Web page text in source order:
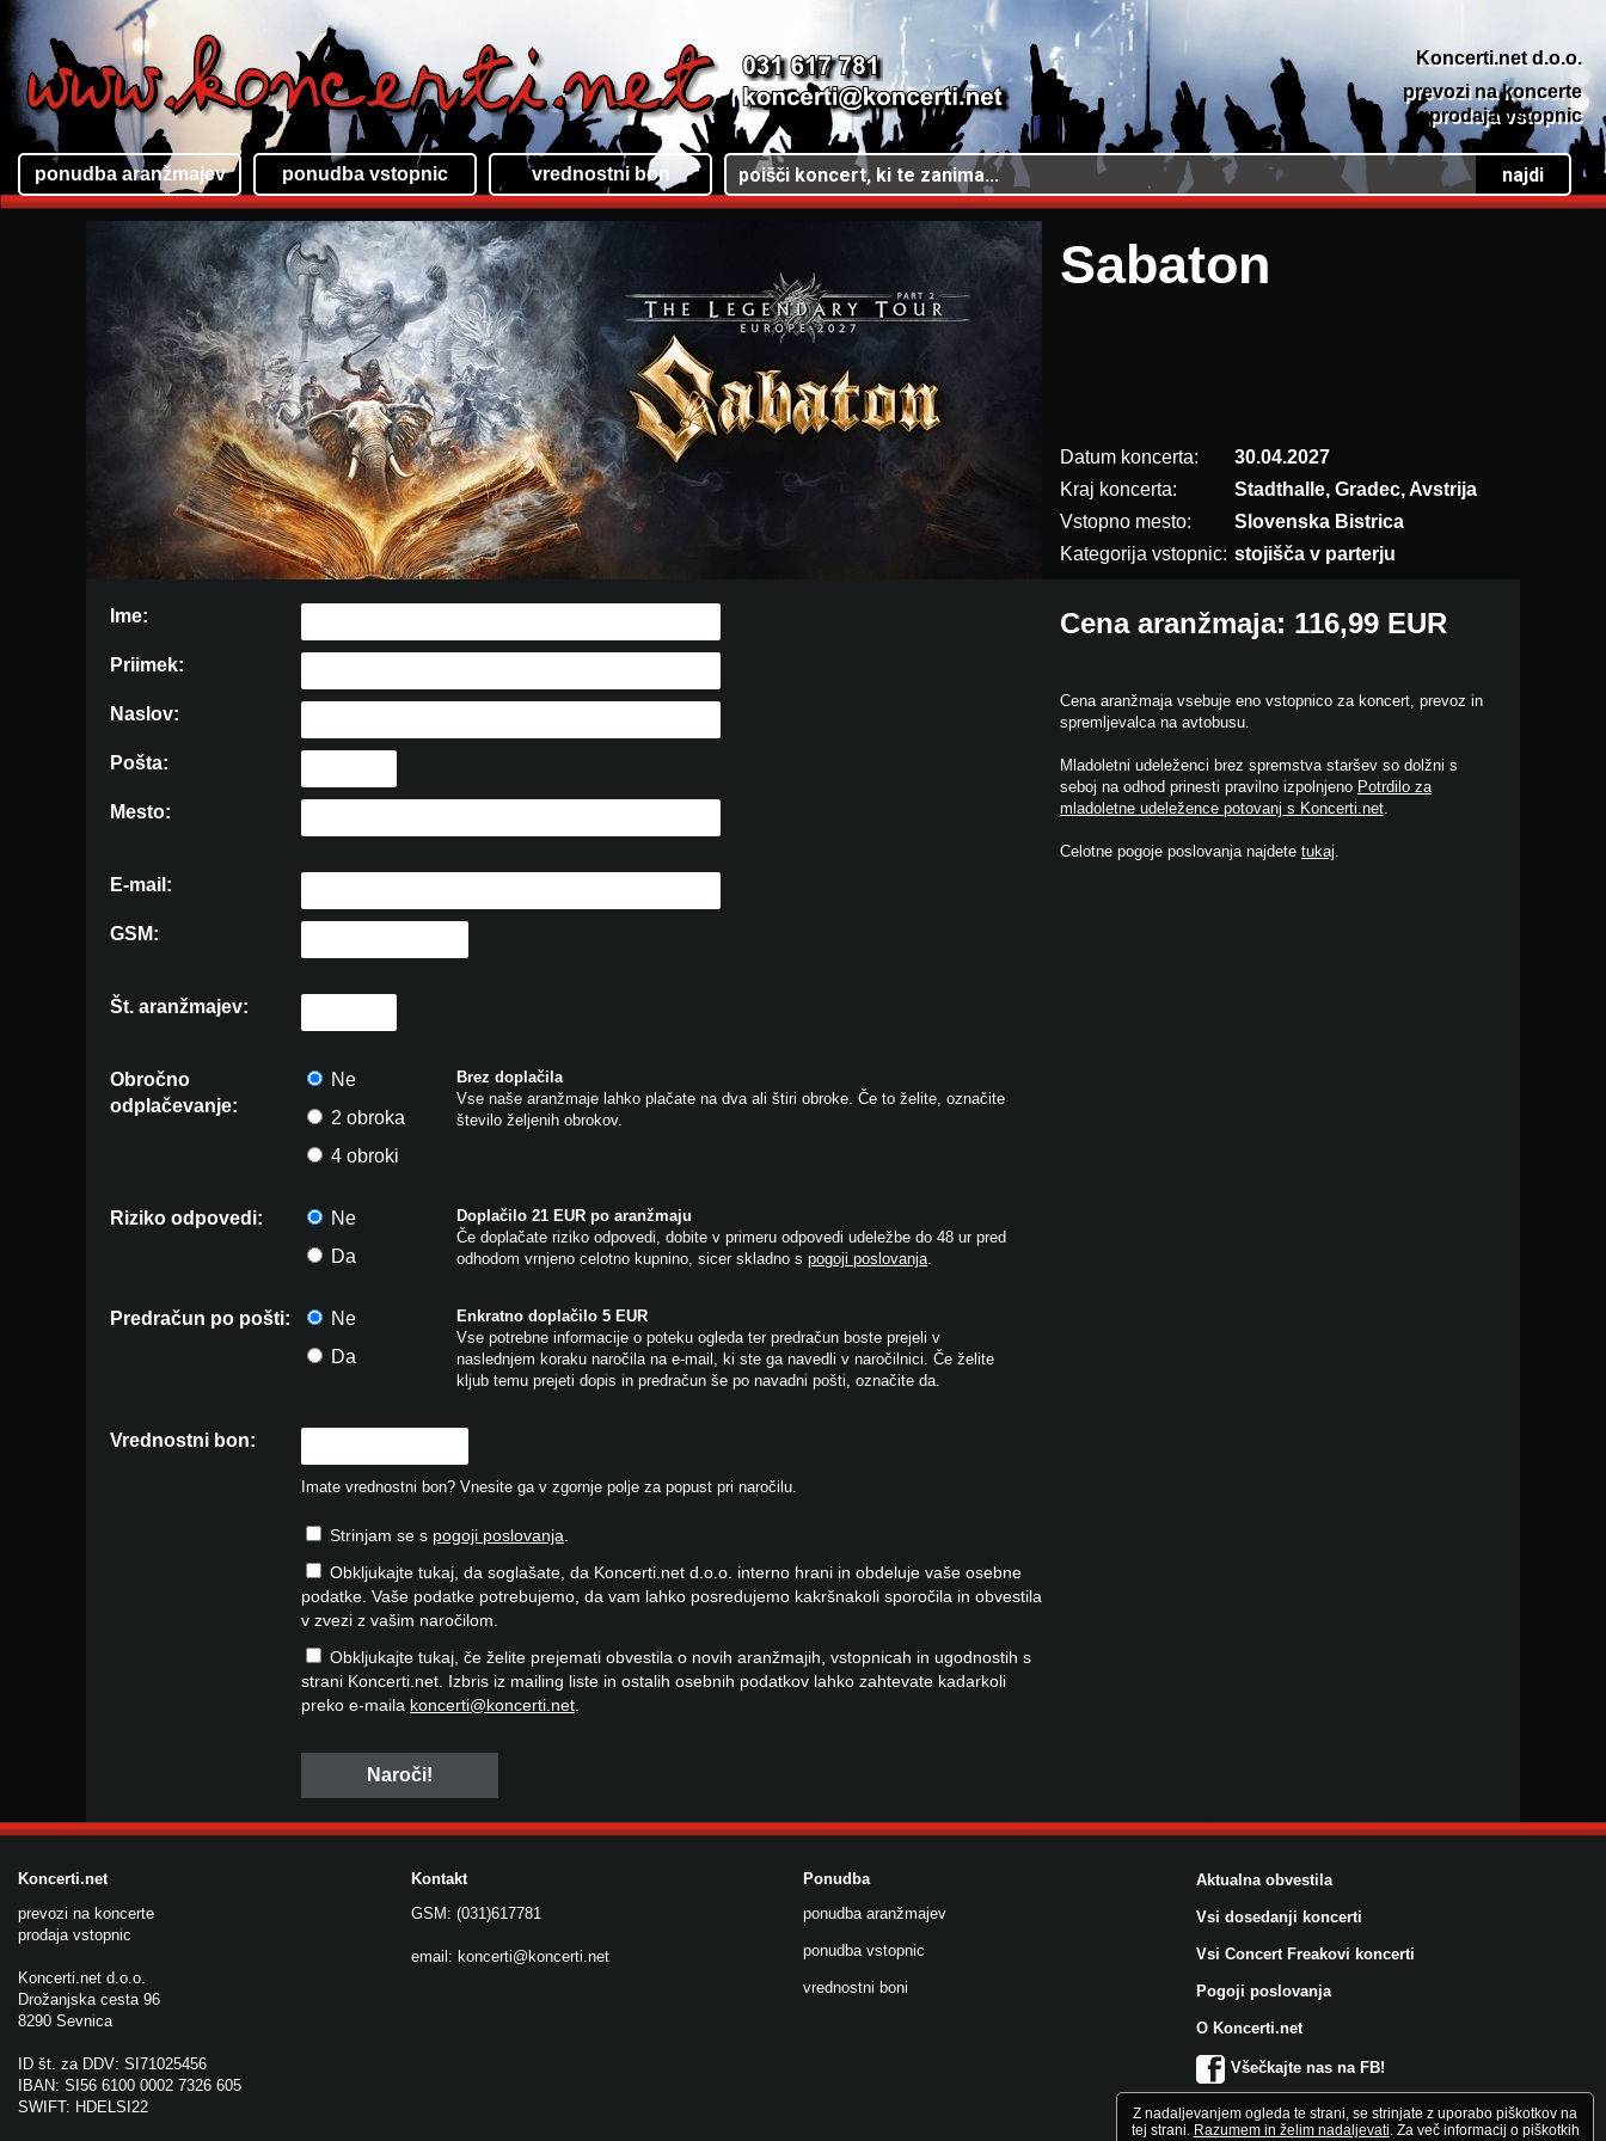
ponudba aranžmajev ponudba vstopnic vrednostni bon
Koncerti.net d.o.o.
prevozi na koncerte
prodaja vstopnic
Sabaton
Datum koncerta:
30.04.2027
Kraj koncerta:
Stadthalle, Gradec, Avstrija
Vstopno mesto:
Slovenska Bistrica
Kategorija vstopnic: stojišča v parterju
Ime:
Priimek:
Naslov:
Pošta:
Mesto:
E-mail:
GSM:
Št. aranžmajev:
Obročno
odplačevanje:
Ne
2 obroka
4 obroki
Brez doplačila
Vse naše aranžmaje lahko plačate na dva ali štiri obroke. Če to želite, označite
število željenih obrokov.
Riziko odpovedi:
Ne
Da
Doplačilo 21 EUR po aranžmaju
Če doplačate riziko odpovedi, dobite v primeru odpovedi udeležbe do 48 ur pred
odhodom vrnjeno celotno kupnino, sicer skladno s pogoji poslovanja.
Predračun po pošti:
Ne
Da
Enkratno doplačilo 5 EUR
Vse potrebne informacije o poteku ogleda ter predračun boste prejeli v
naslednjem koraku naročila na e-mail, ki ste ga navedli v naročilnici. Če želite
kljub temu prejeti dopis in predračun še po navadni pošti, označite da.
Vrednostni bon:
Imate vrednostni bon? Vnesite ga v zgornje polje za popust pri naročilu.
Strinjam se s pogoji poslovanja
Obkljukajte tukaj, da soglašate, da Koncerti.net d.o.o. interno hrani in obdeluje vaše osebne
podatke. Vaše podatke potrebujemo, da vam lahko posredujemo kakršnakoli sporočila in obvestila
v zvezi z vašim naročilom.
Obkljukajte tukaj, če želite prejemati obvestila o novih aranžmajih, vstopnicah in ugodnostih s
strani Koncerti.net. Izbris iz mailing liste in ostalih osebnih podatkov lahko zahtevate kadarkoli
preko e-maila koncerti@koncerti.net
Cena aranžmaja: 116,99 EUR
Cena aranžmaja vsebuje eno vstopnico za koncert, prevoz in
spremljevalca na avtobusu.
Mladoletni udeleženci brez spremstva staršev so dolžni s
seboj na odhod prinesti pravilno izpolnjeno Potrdilo za
mladoletne udeležence potovanj s Koncerti.net.
Celotne pogoje poslovanja najdete tukaj.
Koncerti.net
prevozi na koncerte
prodaja vstopnic
Koncerti.net d.o.o.
Drožanjska cesta 96
8290 Sevnica
ID št. za DDV: SI71025456
IBAN: SI56 6100 0002 7326 605
SWIFT: HDELSI22
Kontakt
GSM: (031)617781
email: koncerti@koncerti.net
Ponudba
ponudba aranžmajev
ponudba vstopnic
vrednostni boni
Aktualna obvestila
Vsi dosedanji koncerti
Vsi Concert Freakovi koncerti
Pogoji poslovanja
O Koncerti.net
Všečkajte nas na FB!
Z nadaljevanjem ogleda te strani, se strinjate z uporabo piškotkov na
tej strani. Razumem in želim nadaljevati. Za več informacij o piškotkih